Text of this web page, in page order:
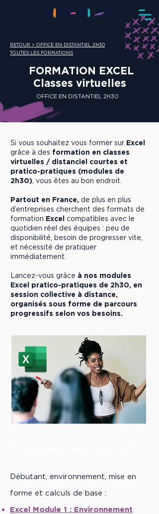
RETOUR > OFFICE EN DISTANTIEL 2H30
TOUTES LES FORMATIONS
FORMATION EXCEL
Classes virtuelles
OFFICE EN DISTANTIEL 2H30
Si vous souhaitez vous former sur Excel
grâce à des formation en classes
virtuelles / distanciel courtes et
pratico-pratiques (modules de
2h30) , vous êtes au bon endroit.
Partout en France, de plus en plus
d’entreprises cherchent des formats de
formation Excel
compatibles avec le
quotidien réel des équipes : peu de
disponibilité, besoin de progresser vite,
et nécessité de pratiquer
immédiatement.
Lancez-vous grâce à nos modules
Excel pratico-pratiques de 2h30, en
session collective à distance,
organisés sous forme de parcours
progressifs selon vos besoins.
​Débutant, environnement, mise en
forme et calculs de base :
Excel Module 1 : Environnement